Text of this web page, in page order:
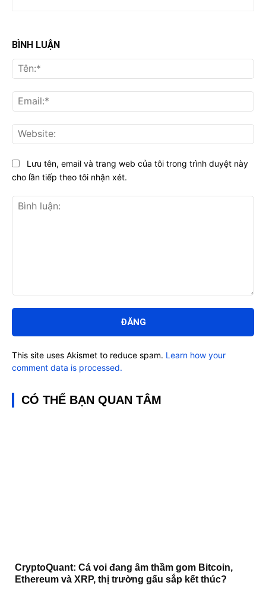
BÌNH LUẬN
luận:
Lưu tên, email và trang web của tôi trong trình duyệt này
cho lần tiếp theo tôi nhận xét.
This site uses Akismet to reduce spam. Learn how your
comment data is processed.
CÓ THỂ BẠN QUAN TÂM
CryptoQuant: Cá voi đang âm thầm gom Bitcoin,
Ethereum và XRP, thị trường gấu sắp kết thúc?